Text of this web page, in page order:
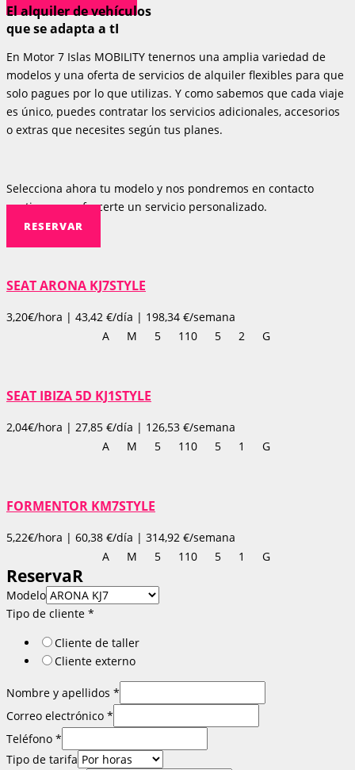
Elalquiler de vehículos
que se adapta a tI
En Motor 7 Islas MOBILITY tenernos una amplia variedad de
modelos y una oferta de servicios de alquiler flexibles para que
solo pagues por lo que utilizas. Y como sabemos que cada viaje
es único, puedes contratar los servicios adicionales, accesorios
o extras que necesites según tus planes.
Selecciona ahora tu modelo y nos pondremos en contacto
contigo para ofrecerte un servicio personalizado.
RESERVAR
SEAT ARONA KJ7STYLE
3,20€/hora | 43,42 €/día | 198,34 €/semana
A
M 5 110 5 2 G
SEAT IBIZA 5D KJ1STYLE
2,04€/hora | 27,85 €/día | 126,53 €/semana
A
M 5 110 5 1 G
FORMENTOR KM7STYLE
5,22€/hora | 60,38 €/día | 314,92 €/semana
A
M 5 110 5 1 G
ReservaR
Modelo
Tipo de cliente *
Cliente de taller
Cliente externo
Nombre y apellidos *
Correo electrónico *
Teléfono *
Tipo de tarifa